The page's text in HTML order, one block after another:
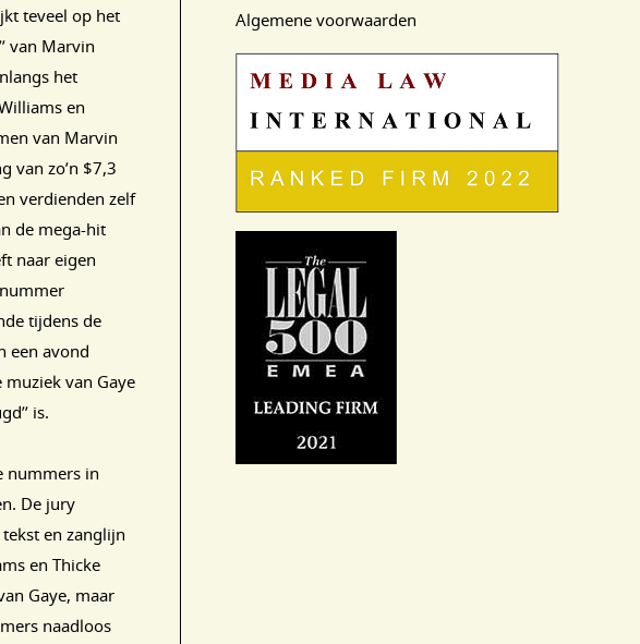
teveel op het
van Marvin
het
en
van Marvin
van zo’n $7,3
verdienden zelf
de mega-hit
naar eigen
tijdens de
een avond
van Gaye
is.
nummers in
De jury
en zanglijn
en Thicke
Gaye, maar
naadloos
Algemene voorwaarden